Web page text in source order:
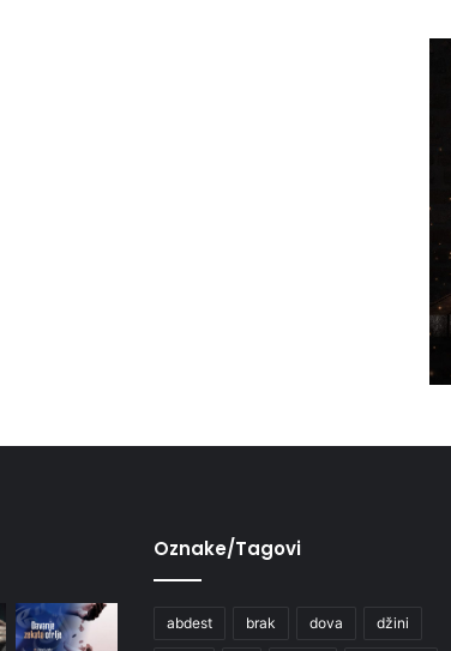
Oznake/Tagovi
abdest brak dova džini